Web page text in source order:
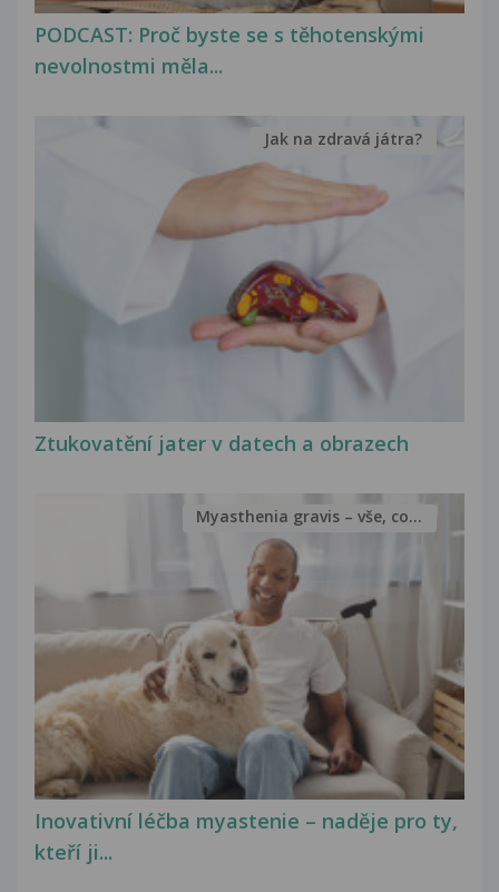
PODCAST: Proč byste se s těhotenskými
nevolnostmi měla...
Ztukovatění jater v datech a obrazech
Jak na zdravá játra?
Inovativní léčba myastenie – naděje pro ty,
kteří ji...
Myasthenia gravis – vše, co...